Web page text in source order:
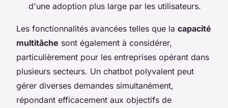
d'une adoption plus large par les utilisateurs.
Les fonctionnalités avancées telles que la capacité
multitâche sont également à considérer,
particulièrement pour les entreprises opérant dans
plusieurs secteurs. Un chatbot polyvalent peut
gérer diverses demandes simultanément,
répondant efficacement aux objectifs de